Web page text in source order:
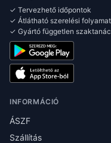
✓ Tervezhető időpontok
✓ Átlátható szerelési folyamat
✓ Gyártó független
INFORMÁCIÓ
ÁSZF
Szállítás